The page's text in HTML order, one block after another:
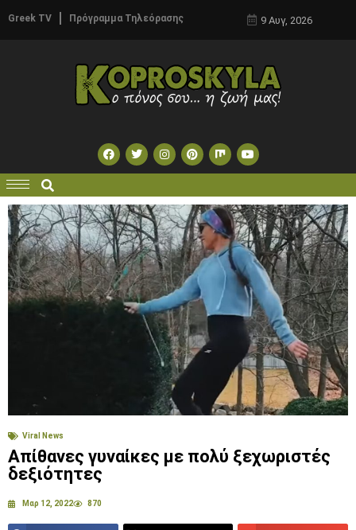
Greek TV Πρόγραμμα Τηλεόρασης 9 Αυγ, 2026
Viral News
Απίθανες γυναίκες με πολύ ξεχωριστές
δεξιότητες
Μαρ 12, 2022 870